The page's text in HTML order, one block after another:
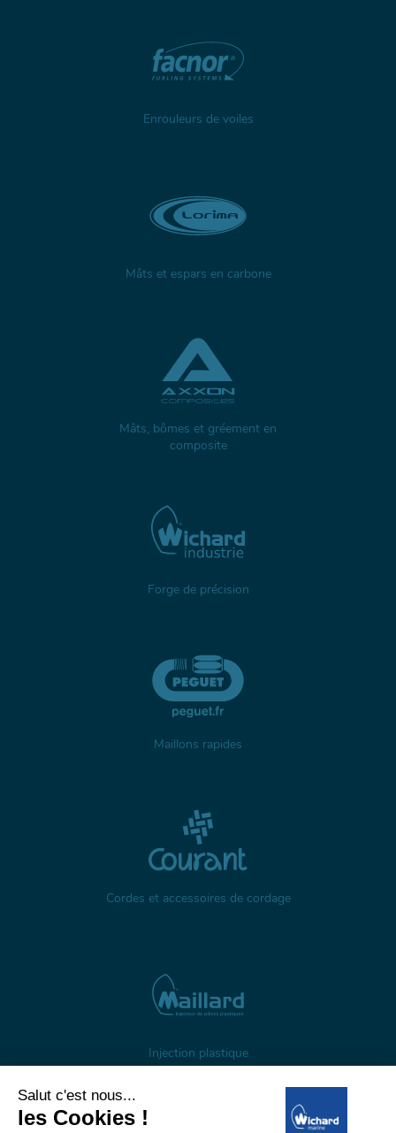
Enrouleurs de voiles
Mâts et espars en carbone
Mâts, bômes et gréement en
composite
Forge de précision
Maillons rapides
Cordes et accessoires de cordage
Injection plastique